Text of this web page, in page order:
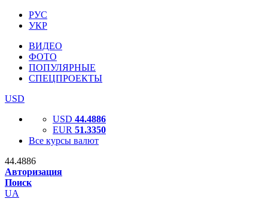
РУС
УКР
ВИДЕО
ФОТО
ПОПУЛЯРНЫЕ
СПЕЦПРОЕКТЫ
USD
USD 44.4886
EUR 51.3350
Все курсы валют
44.4886
Авторизация
Поиск
UA